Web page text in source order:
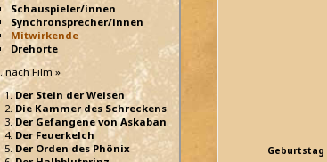
Schauspieler/innen
Synchronsprecher/innen
Mitwirkende
Drehorte
..nach Film »
Der Stein der Weisen
Die Kammer des Schreckens
Der Gefangene von Askaban
Der Feuerkelch
Der Orden des Phönix
Geburtstag